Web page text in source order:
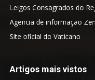
Leigos Consagrados do
Agencia de informação
Site oficial do Vaticano
Artigos mais vistos